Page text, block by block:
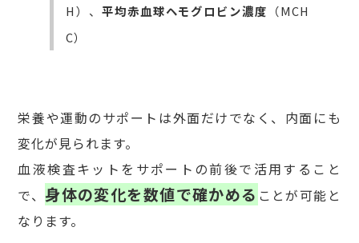
H）、平均赤血球ヘモグロビン濃度 （MCH
C）
栄養や運動のサポートは外面だけでなく、内面にも
変化が見られます。
血液検査キットをサポートの前後で活用すること
で、身体の変化を数値で確かめる ことが可能と
なります。